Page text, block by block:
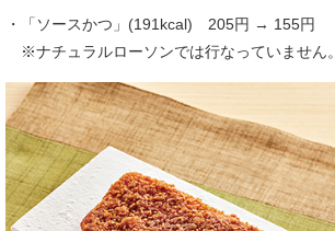
・「ソースかつ」(191kcal) 205円 → 155円
※ナチュラルローソンでは行なっていません。